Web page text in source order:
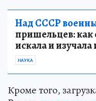
Над СССР
пришельцев: как
искала и
НАУКА
Кроме того,